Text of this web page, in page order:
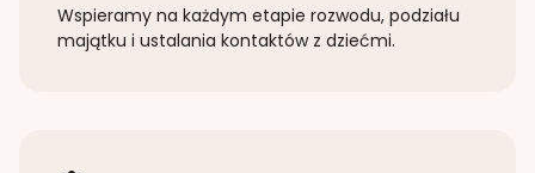
Wspieramy na każdym etapie rozwodu, podziału
majątku i ustalania kontaktów z dziećmi.